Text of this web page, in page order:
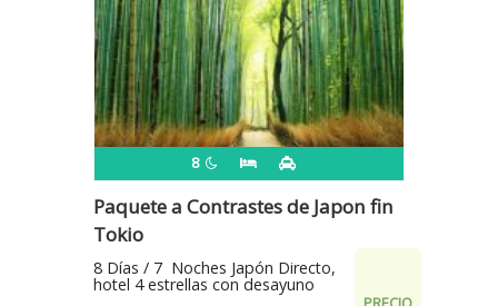
8
Paquete a Contrastes de Japon fin
Tokio
8 Días / 7 Noches Japón Directo,
hotel 4 estrellas con desayuno